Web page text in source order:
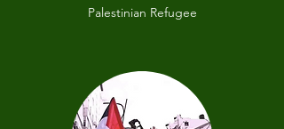
Palestinian Refugee